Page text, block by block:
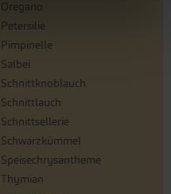
Oregano
Petersilie
Pimpinelle
Salbei
Schnittknoblauch
Schnittlauch
Schnittsellerie
Schwarzkümmel
Speisechrysantheme
Thymian